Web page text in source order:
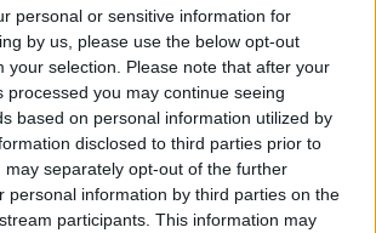
personal or sensitive information for
by us, please use the below opt-out
your selection. Please note that after your
processed you may continue seeing
based on personal information utilized by
disclosed to third parties prior to
may separately opt-out of the further
personal information by third parties on the
participants. This information may